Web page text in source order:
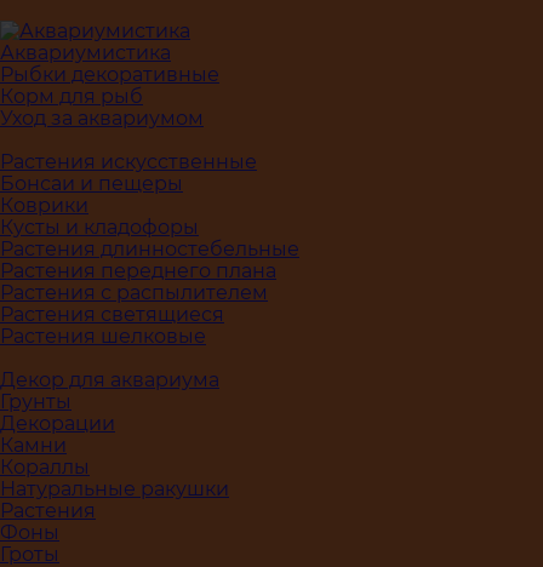
Аквариумистика
Рыбки декоративные
Корм для рыб
Уход за аквариумом
Растения искусственные
Бонсаи и пещеры
Коврики
Кусты и кладофоры
Растения длинностебельные
Растения переднего плана
Растения с распылителем
Растения светящиеся
Растения шелковые
Декор для аквариума
Грунты
Декорации
Камни
Кораллы
Натуральные ракушки
Растения
Фоны
Гроты